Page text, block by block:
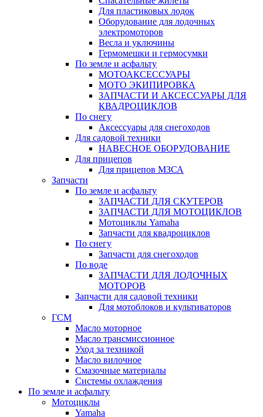
Для пластиковых лодок
Оборудование для лодочных
электромоторов
Весла и уключины
Гермомешки и гермосумки
По земле и асфальту
МОТОАКСЕССУАРЫ
МОТО ЭКИПИРОВКА
ЗАПЧАСТИ И АКСЕССУАРЫ ДЛЯ
КВАДРОЦИКЛОВ
По снегу
Аксессуары для снегоходов
Для садовой техники
НАВЕСНОЕ ОБОРУДОВАНИЕ
Для прицепов
Для прицепов МЗСА
Запчасти
По земле и асфальту
ЗАПЧАСТИ ДЛЯ СКУТЕРОВ
ЗАПЧАСТИ ДЛЯ МОТОЦИКЛОВ
Мотоциклы Yamaha
Запчасти для квадроциклов
По снегу
Запчасти для снегоходов
По воде
ЗАПЧАСТИ ДЛЯ ЛОДОЧНЫХ
МОТОРОВ
Запчасти для садовой техники
Для мотоблоков и культиваторов
ГСМ
Масло моторное
Масло трансмиссионное
Уход за техникой
Масло вилочное
Смазочные материалы
Системы охлаждения
По земле и асфальту
Мотоциклы
Yamaha